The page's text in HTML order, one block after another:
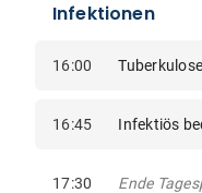
Infektionen
16:00
16:45 Infektiös
17:30 Ende